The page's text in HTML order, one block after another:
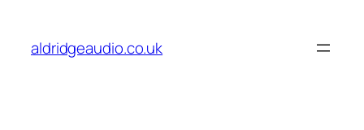
content
aldridgeaudio.co.uk